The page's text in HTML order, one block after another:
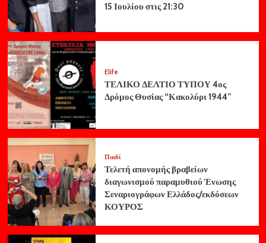
15 Ιουλίου στις 21:30
Elife
ΤΕΛΙΚΟ ΔΕΛΤΙΟ ΤΥΠΟΥ 4ος
Δρόμος Θυσίας “Κακολύρι 1944”
Παιδί
Τελετή απονομής βραβείων
διαγωνισμού παραμυθιού Ένωσης
Σεναριογράφων Ελλάδος/εκδόσεων
ΚΟΥΡΟΣ